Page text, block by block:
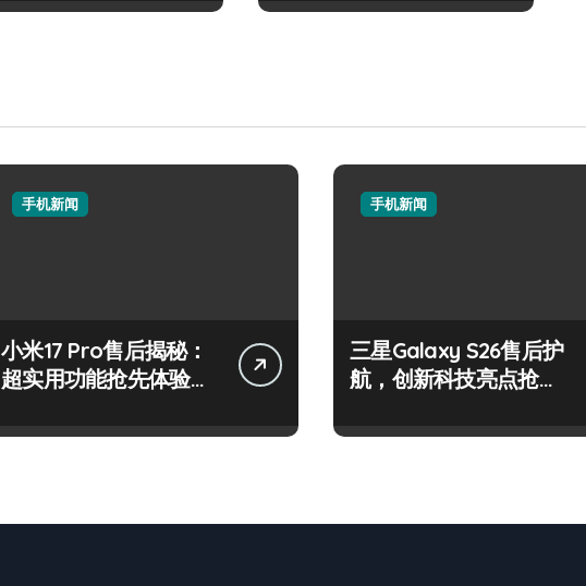
手机新闻
小米17 Pro售后揭秘：
超实用功能抢先体验，
手机新闻
三星Galaxy S26售后护
航，创新科技亮点抢先